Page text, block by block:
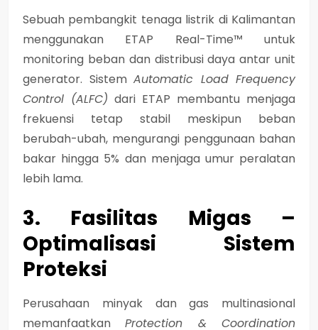
Sebuah pembangkit tenaga listrik di Kalimantan
menggunakan ETAP Real-Time™ untuk
monitoring beban dan distribusi daya antar unit
generator. Sistem Automatic Load Frequency
Control (ALFC) dari ETAP membantu menjaga
frekuensi tetap stabil meskipun beban
berubah-ubah, mengurangi penggunaan bahan
bakar hingga 5% dan menjaga umur peralatan
lebih lama.
3. Fasilitas Migas –
Optimalisasi Sistem
Proteksi
Perusahaan minyak dan gas multinasional
memanfaatkanProtection & Coordination